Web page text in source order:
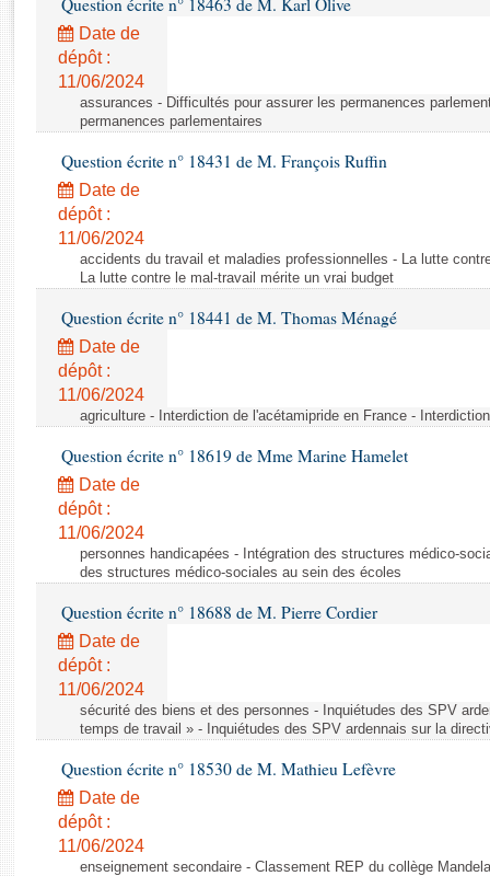
Rapports d'enquête
Rapports législatifs
Rapports sur l'application des lois
Baromètre de l’application des lois
Budget et sécurité sociale
Questions écrites et orales
Comptes rendus des débats
Question écrite n° 18463 de M. Karl Olive
Date de
dépôt :
11/06/2024
assurances - Difficultés pour assurer les permanences
permanences parlementaires
Question écrite n° 18431 de M. François Ruffin
Date de
dépôt :
11/06/2024
accidents du travail et maladies professionnelles - La lutte
La lutte contre le mal-travail mérite un vrai budget
Question écrite n° 18441 de M. Thomas Ménagé
Date de
dépôt :
11/06/2024
agriculture - Interdiction de l'acétamipride en France -
Question écrite n° 18619 de Mme Marine Hamelet
Date de
dépôt :
11/06/2024
personnes handicapées - Intégration des structures médico-
des structures médico-sociales au sein des écoles
Question écrite n° 18688 de M. Pierre Cordier
Date de
dépôt :
11/06/2024
sécurité des biens et des personnes - Inquiétudes des SPV
temps de travail » - Inquiétudes des SPV ardennais sur la
Question écrite n° 18530 de M. Mathieu Lefèvre
Date de
dépôt :
11/06/2024
enseignement secondaire - Classement REP du collège